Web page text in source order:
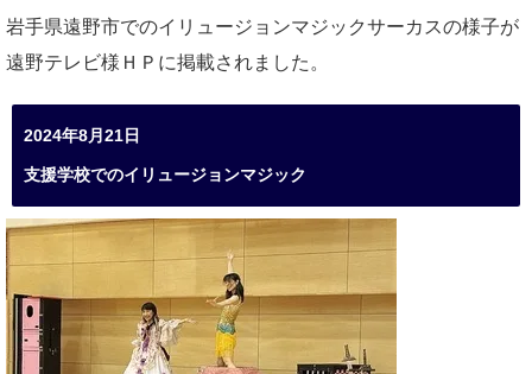
岩手県遠野市でのイリュージョンマジックサーカスの様子が
遠野テレビ様ＨＰに掲載されました。
2024年8月21日
支援学校でのイリュージョンマジック